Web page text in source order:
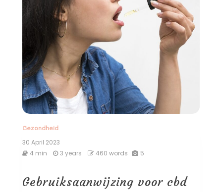
Gezondheid
30 April 2023
4 min
3 years 460 words 5
Gebruiksaanwijzing voor cbd